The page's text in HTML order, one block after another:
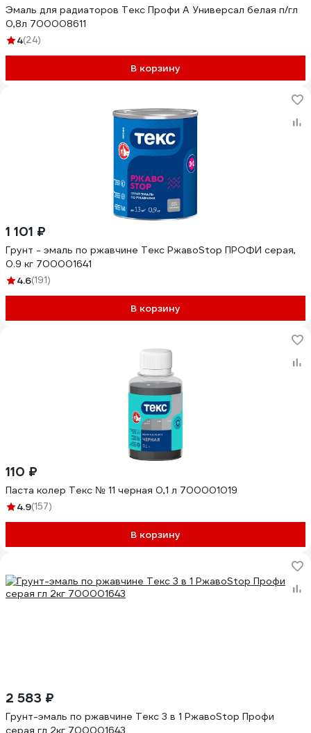
Эмаль для радиаторов Текс Профи А Универсал белая п/гл
0,8л 700008611
4(24)
В корзину
1 101 ₽
Грунт - эмаль по ржавчине Текс РжавоStop ПРОФИ серая,
0.9 кг 700001641
4.6(191)
В корзину
110 ₽
Паста колер Текс № 11 черная 0,1 л 700001019
4.9(157)
В корзину
2 583 ₽
Грунт-эмаль по ржавчине Текс 3 в 1 РжавоStop Профи
серая гл 2кг 700001643